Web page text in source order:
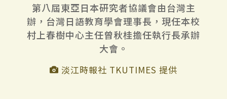
第八屆東亞日本研究者協議會由台灣主
辦，台灣日語教育學會理事長，現任本校
村上春樹中心主任曾秋桂擔任執行長承辦
大會。
淡江時報社 TKUTIMES 提供